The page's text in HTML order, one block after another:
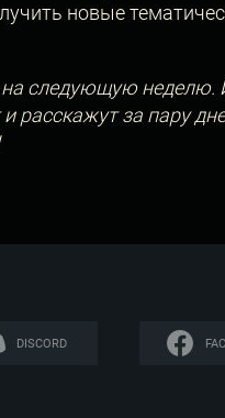
новые
на следующую
расскажут за пару
DISCORD